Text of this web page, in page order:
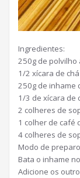
Ingredientes:
250g de polvilho
1/2 xícara de
250g de inhame
1/3 de xícara de
2 colheres de
1 colher de café
4 colheres de
Modo de
Bata o inhame
Adicione os